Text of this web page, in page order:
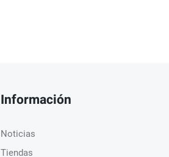
Información
Noticias
Tiendas